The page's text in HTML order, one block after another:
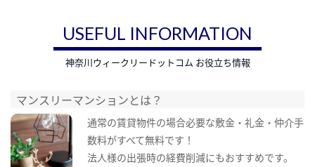
USEFUL INFORMATION
神奈川ウィークリードットコム お役立ち情報
マンスリーマンションとは？
通常の賃貸物件の場合必要な敷金・礼金・仲介手
数料がすべて無料です！
法人様の出張時の経費削減にもおすすめです。